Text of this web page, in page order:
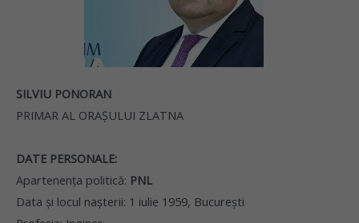
SILVIU PONORAN
PRIMAR AL ORAŞULUI ZLATNA
DATE PERSONALE:
Apartenenţa politică: PNL
Data şi locul naşterii: 1 iulie 1959, Bucureşti